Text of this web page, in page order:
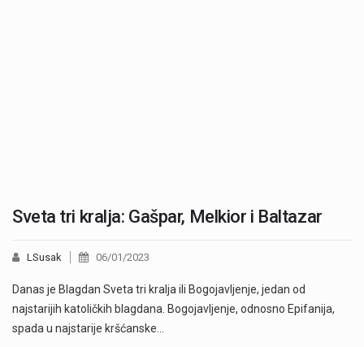
Sveta tri kralja: Gašpar, Melkior i Baltazar
LSusak 06/01/2023
Danas je Blagdan Sveta tri kralja ili Bogojavljenje, jedan od
najstarijih katoličkih blagdana. Bogojavljenje, odnosno Epifanija,
spada u najstarije kršćanske…